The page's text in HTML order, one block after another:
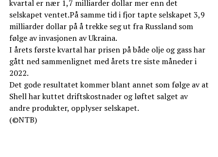
kvartal er nær 1,7 milliarder dollar mer enn det
selskapet ventet.På samme tid i fjor tapte selskapet 3,9
milliarder dollar på å trekke seg ut fra Russland som
følge av invasjonen av Ukraina.
I årets første kvartal har prisen på både olje og gass har
gått ned sammenlignet med årets tre siste måneder i
2022.
Det gode resultatet kommer blant annet som følge av at
Shell har kuttet driftskostnader og løftet salget av
andre produkter, opplyser selskapet.
(©NTB)